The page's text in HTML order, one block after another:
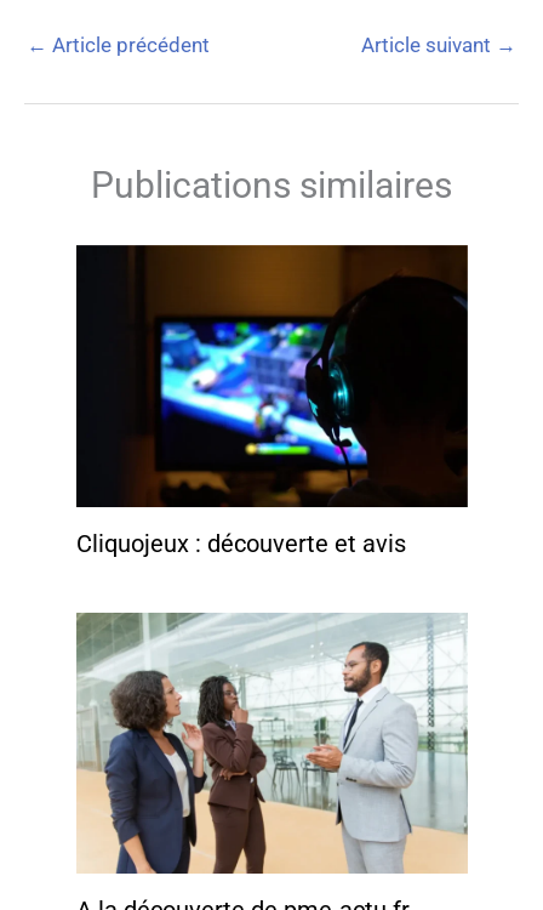
← Article précédent Article suivant →
Publications similaires
Cliquojeux : découverte et avis